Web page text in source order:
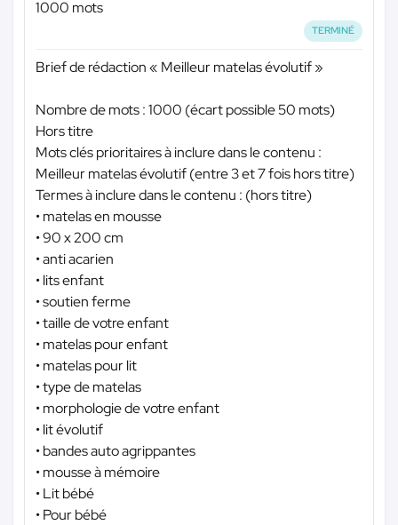
1000 mots
TERMINÉ
Brief de rédaction « Meilleur matelas évolutif »
Nombre de mots : 1000 (écart possible 50 mots)
Hors titre
Mots clés prioritaires à inclure dans le contenu :
Meilleur matelas évolutif (entre 3 et 7 fois hors titre)
Termes à inclure dans le contenu : (hors titre)
• matelas en mousse
• 90 x 200 cm
• anti acarien
• lits enfant
• soutien ferme
• taille de votre enfant
• matelas pour enfant
• matelas pour lit
• type de matelas
• morphologie de votre enfant
• lit évolutif
• bandes auto agrippantes
• mousse à mémoire
• Lit bébé
• Pour bébé